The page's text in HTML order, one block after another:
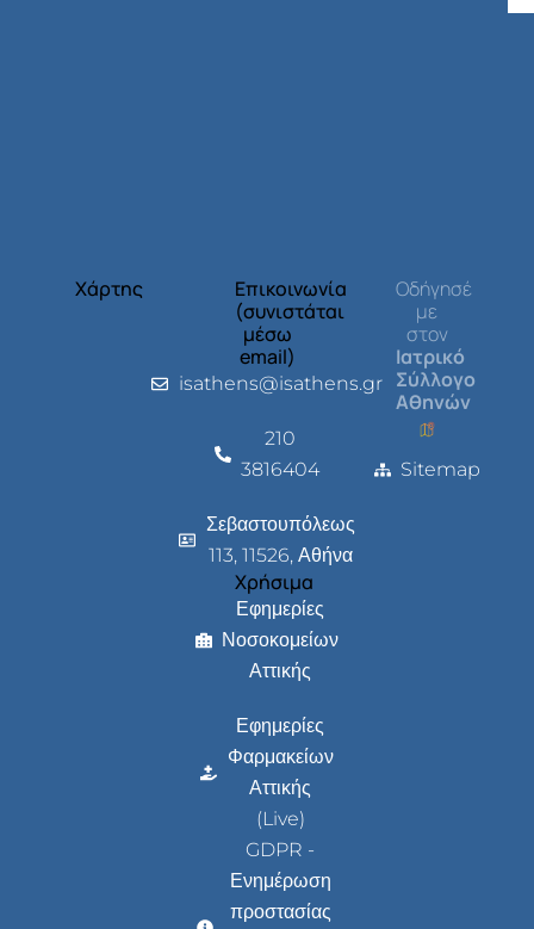
Χάρτης
Επικοινωνία
(συνιστάται
μέσω
email)
isathens@isathens.gr
210
3816404
Σεβαστουπόλεως
113, 11526, Αθήνα
Χρήσιμα
Εφημερίες
Νοσοκομείων
Αττικής
Εφημερίες
Φαρμακείων
Αττικής
(Live)
GDPR -
Ενημέρωση
προστασίας
Οδήγησέ
με
στον
Ιατρικό
Σύλλογο
Αθηνών
Sitemap